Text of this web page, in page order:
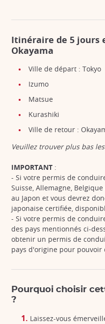
Itinéraire de 5 jours
Okayama
Ville de départ : Tokyo
Izumo
Matsue
Kurashiki
Ville de retour :
Veuillez trouver plus bas
IMPORTANT :
- Si votre permis de
Suisse, Allemagne,
au Japon et vous devrez
japonaise certifiée,
- Si votre permis de
des pays mentionnés ci-
obtenir un permis de
pays d'origine pour pouvoir
Pourquoi choisir
?
Laissez-vous